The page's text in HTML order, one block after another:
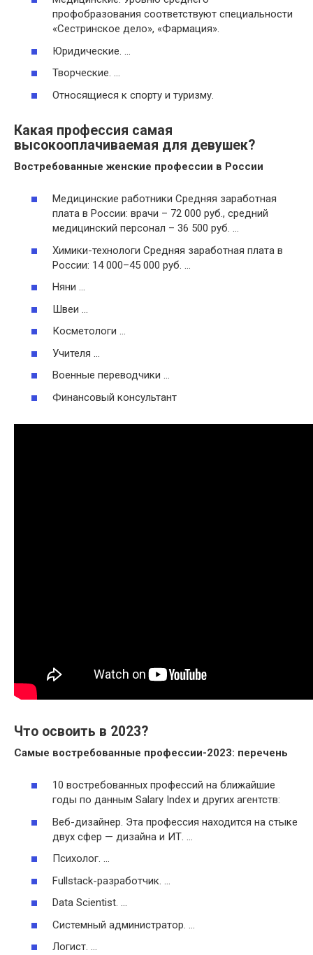
профобразования соответствуют специальности
«Сестринское дело», «Фармация».
Юридические. …
Творческие. …
Относящиеся к спорту и туризму.
Какая профессия самая
высокооплачиваемая для девушек?
Востребованные женские профессии в России
Медицинские работники Средняя заработная
плата в России: врачи – 72 000 руб., средний
медицинский персонал – 36 500 руб. …
Химики-технологи Средняя заработная плата в
России: 14 000–45 000 руб. …
Няни …
Швеи …
Косметологи …
Учителя …
Военные переводчики …
Финансовый консультант
Что освоить в 2023?
Самые востребованные профессии-2023: перечень
10 востребованных профессий на ближайшие
годы по данным Salary Index и других агентств:
Веб-дизайнер. Эта профессия находится на стыке
двух сфер — дизайна и ИТ. …
Психолог. …
Fullstack-разработчик. …
Data Scientist. …
Системный администратор. …
Логист. …